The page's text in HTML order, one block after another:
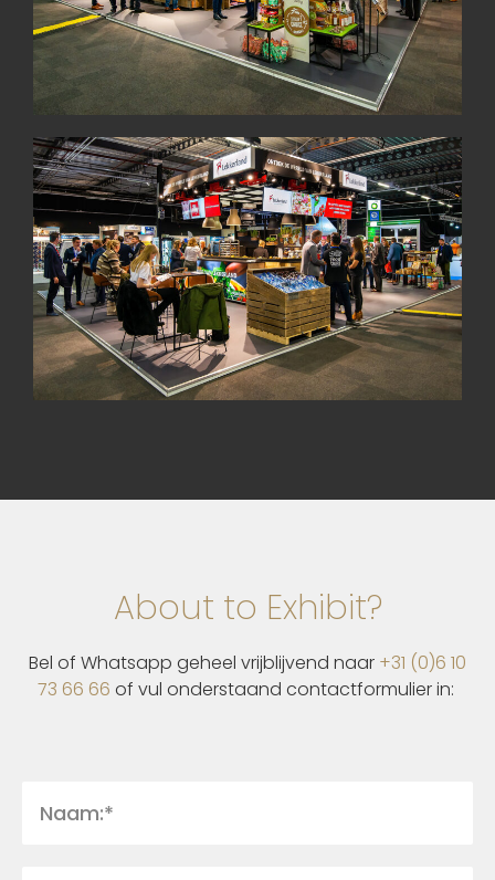
About to Exhibit?
Bel of Whatsapp geheel vrijblijvend naar +31 (0)6 10
73 66 66 of vul onderstaand contactformulier in: